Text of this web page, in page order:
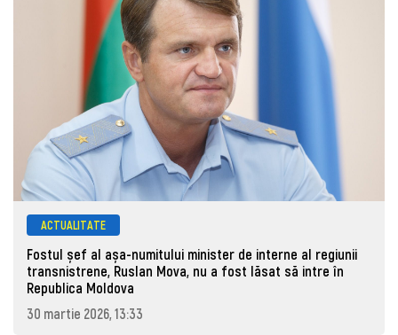
ACTUALITATE
Fostul șef al așa-numitului minister de interne al regiunii
transnistrene, Ruslan Mova, nu a fost lăsat să intre în
Republica Moldova
30 martie 2026, 13:33